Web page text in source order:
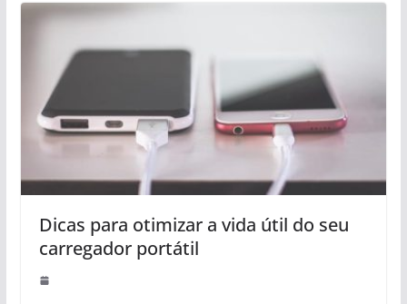
Dicas para otimizar a vida útil do seu
carregador portátil